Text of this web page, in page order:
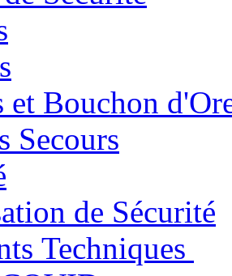
et Bouchon
Secours
de Sécurité
Techniques